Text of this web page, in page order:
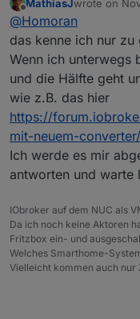
Danke!
War gestern
macht
Aber genau
Gedanke.@
Antworten
Hierzu nur
seinen
@
(stable
Kurze
Wenn die
gesichert
gesichert
LEER !!!
Offline
MathiasJwrote on
last edited by
@Homoran
das kenne ich nur zu
Wenn ich unterwegs
und die Hälfte geht
wie z.B. das hier
https://
mit-neuem-
Ich werde es mir
antworten und warte
IObroker auf dem NUC als
Da ich noch keine Aktoren
Fritzbox ein- und
Welches Smarthome-
Vielleicht kommen auch nur